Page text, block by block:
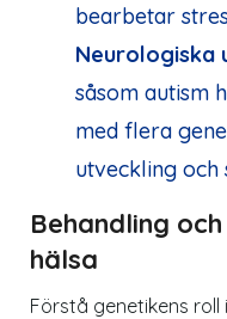
bearbetar
Neurologiska
såsom autism
med flera
utveckling och
Behandling
hälsa
Förstå genetikens